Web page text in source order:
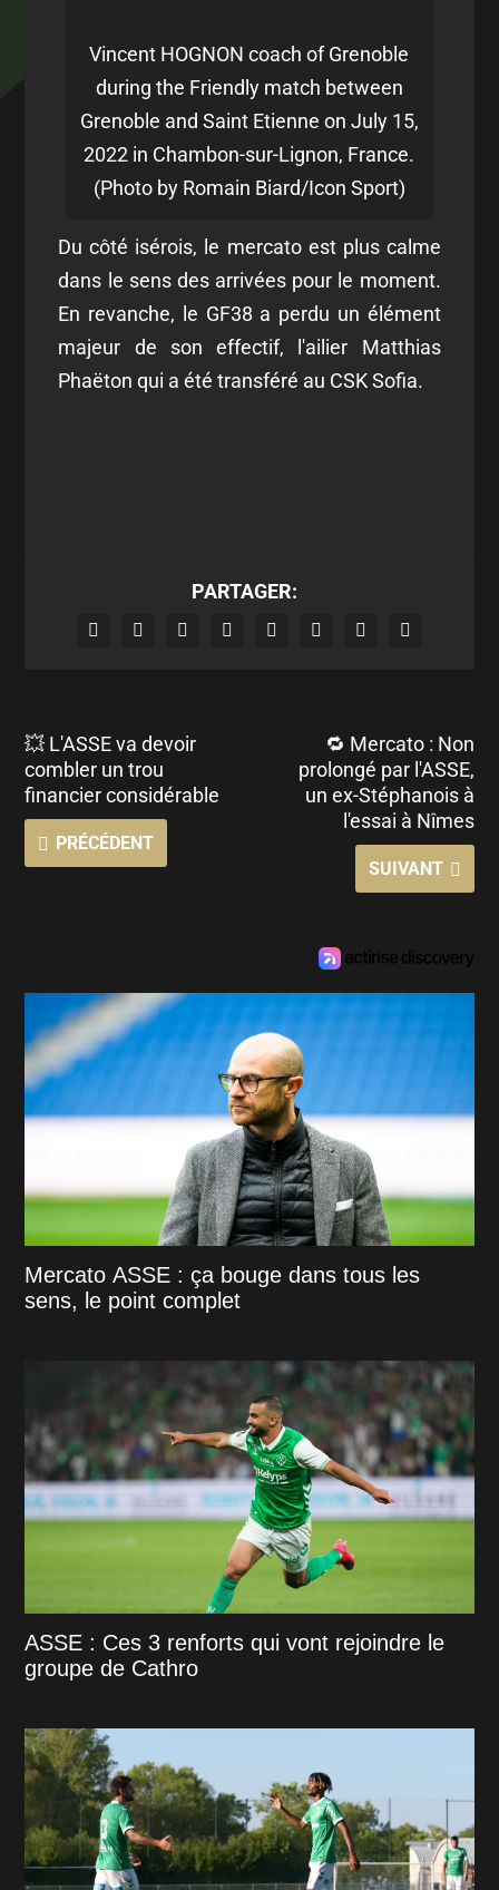
Vincent HOGNON coach of Grenoble
during the Friendly match between
Grenoble and Saint Etienne on July 15,
2022 in Chambon-sur-Lignon, France.
(Photo by Romain Biard/Icon Sport)
Du côté isérois, le mercato est plus calme
dans le sens des arrivées pour le moment.
En revanche, le GF38 a perdu un élément
majeur de son effectif, l'ailier Matthias
Phaëton qui a été transféré au CSK Sofia.
PARTAGER:
💥 L'ASSE va devoir
combler un trou
financier considérable
PRÉCÉDENT
🔁 Mercato : Non
prolongé par l'ASSE,
un ex-Stéphanois à
l'essai à Nîmes
SUIVANT
Mercato ASSE : ça bouge dans tous les
sens, le point complet
ASSE : Ces 3 renforts qui vont rejoindre le
groupe de Cathro